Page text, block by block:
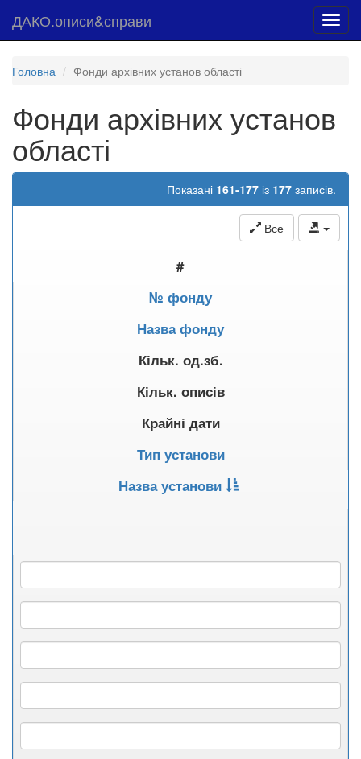
ДАКО.описи&справи
Головна Фонди архівних установ області
Фонди архівних установ
області
Показані 161-177 із 177 записів.
Все
#
№ фонду
Назва фонду
Кільк. од.зб.
Кільк. описів
Крайні дати
Тип установи
Назва установи